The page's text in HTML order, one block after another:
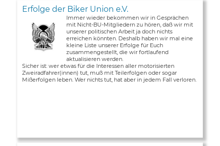
Erfolge der Biker Union e.V.
Immer wieder bekommen wir in Gesprächen
mit Nicht-BU-Mitgliedern zu hören, daß wir mit
unserer politischen Arbeit ja doch nichts
erreichen könnten. Deshalb haben wir mal eine
kleine Liste unserer Erfolge für Euch
zusammengestellt, die wir fortlaufend
aktualisieren werden.
Sicher ist: wer etwas für die Interessen aller motorisierten
Zweiradfahrer(innen) tut, muß mit Teilerfolgen oder sogar
Mißerfolgen leben. Wer nichts tut, hat aber in jedem Fall verloren.